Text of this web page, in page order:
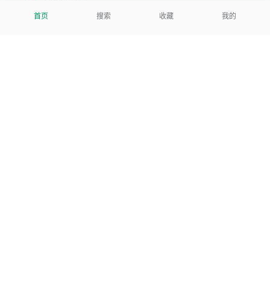
首页 搜索 收藏 我的
我们努力把每一个工具做成批量处理的产品